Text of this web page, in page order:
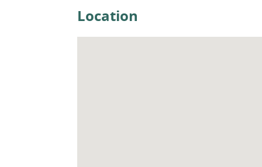
Airco
Tuin
Zwembad
Location